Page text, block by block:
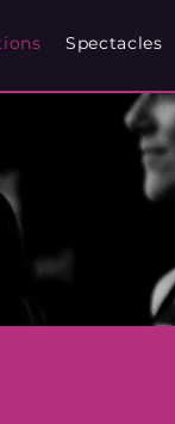
Spectacles
Spectacles